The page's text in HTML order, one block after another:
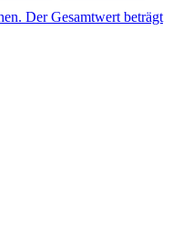
Der Gesamtwert beträgt